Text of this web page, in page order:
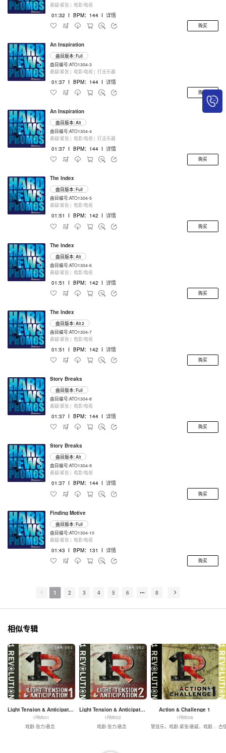
悬疑/紧张 | 电影/电视
01:32 I BPM：144 I 详情
购买
An Inspiration
曲目版本: Full
曲目编号:ATO1304-3
悬疑/紧张 | 电影/电视 | 打击乐器
01:37 I BPM：144 I 详情
购买
An Inspiration
曲目版本: Alt
曲目编号:ATO1304-4
悬疑/紧张 | 电影/电视 | 打击乐器
01:37 I BPM：144 I 详情
购买
The Index
曲目版本: Full
曲目编号:ATO1304-5
悬疑/紧张 | 电影/电视
01:51 I BPM：142 I 详情
购买
The Index
曲目版本: Alt
曲目编号:ATO1304-6
悬疑/紧张 | 电影/电视
01:51 I BPM：142 I 详情
购买
The Index
曲目版本: Alt 2
曲目编号:ATO1304-7
悬疑/紧张 | 电影/电视
01:51 I BPM：142 I 详情
购买
Story Breaks
曲目版本: Full
曲目编号:ATO1304-8
悬疑/紧张 | 电影/电视
01:37 I BPM：144 I 详情
购买
Story Breaks
曲目版本: Alt
曲目编号:ATO1304-9
悬疑/紧张 | 电影/电视
01:37 I BPM：144 I 详情
购买
Finding Motive
曲目版本: Full
曲目编号:ATO1304-10
悬疑/紧张 | 电影/电视
01:43 I BPM：131 I 详情
购买
1 2 3 4 5 6 8
相似专辑
Light Tension & Anticipation 1
1RM001
戏剧-张力/悬念
Light Tension & Anticipation 2
1RM002
戏剧-张力/悬念
Action & Challenge 1
1RM006
古